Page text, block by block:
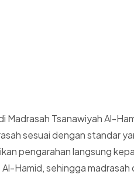
Tsanawiyah Al-
sesuai dengan standar
pengarahan langsung
Hamid, sehingga